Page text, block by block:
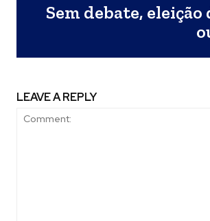
Sem debate,
LEAVE A REPLY